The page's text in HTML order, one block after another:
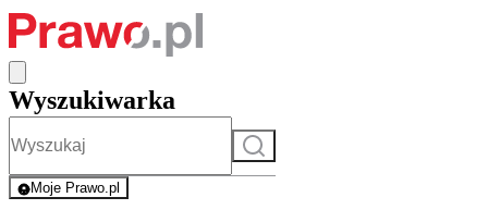
Wyszukiwarka
Szukaj
Moje Prawo.pl
- rejestracja i logowanie do serwisu